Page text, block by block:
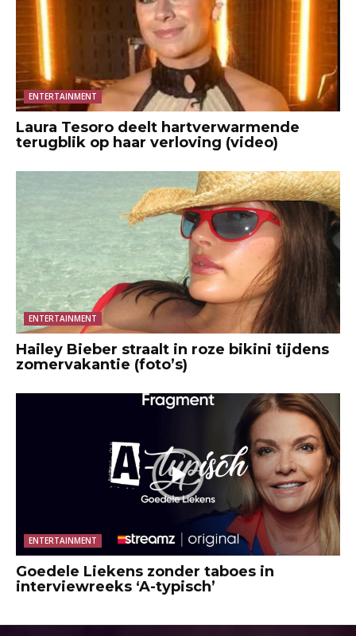
ENTERTAINMENT
Laura Tesoro deelt hartverwarmende
terugblik op haar verloving (video)
ENTERTAINMENT
Hailey Bieber straalt in roze bikini tijdens
zomervakantie (foto’s)
ENTERTAINMENT
Goedele Liekens zonder taboes in
interviewreeks ‘A-typisch’